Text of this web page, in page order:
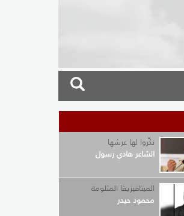
نكِّروا لها عرشها
الشاعر هادي رسول
الميتافيزيقا المثلومة
محمود حيدر